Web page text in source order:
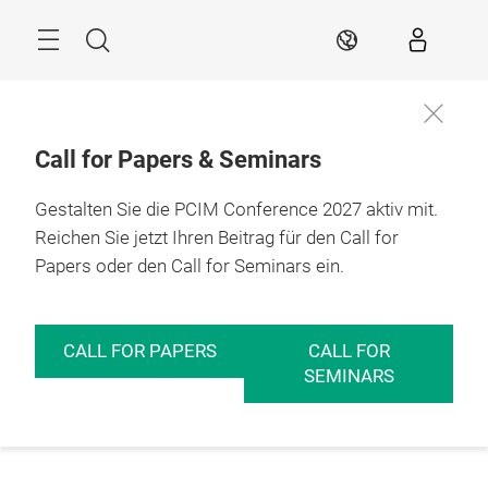
Suche DE
Call for Papers & Seminars
Gestalten Sie die PCIM Conference 2027 aktiv mit.
Reichen Sie jetzt Ihren Beitrag für den Call for
Papers oder den Call for Seminars ein.
CALL FOR PAPERS
CALL FOR
SEMINARS